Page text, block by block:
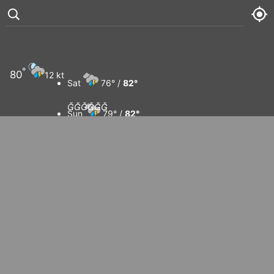
80° 12 kt
Sat 76° / 82°
Sun 79° / 82°
